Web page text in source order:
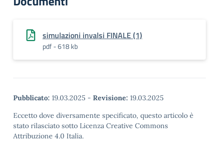
simulazioni invalsi FINALE (1)
pdf - 618 kb
Pubblicato: 19.03.2025 - Revisione: 19.03.2025
Eccetto dove diversamente specificato, questo articolo è
stato rilasciato sotto Licenza Creative Commons
Attribuzione 4.0 Italia.